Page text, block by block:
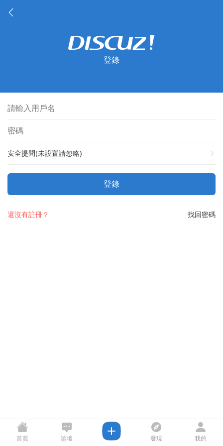
登錄
安全提問(未設置請忽略)
登錄
找回密碼
還沒有註冊？
首頁 論壇 發現 我的